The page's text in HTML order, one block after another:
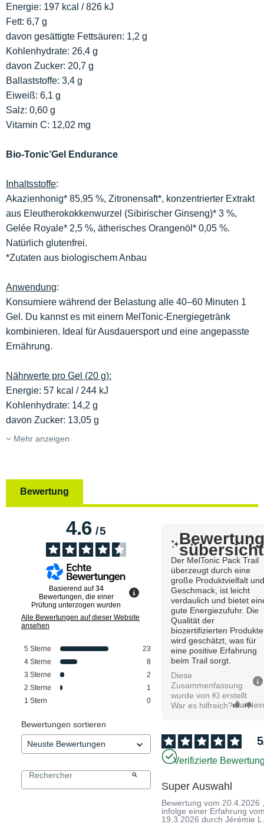
Energie: 197 kcal / 826 kJ
Fett: 6,7 g
davon gesättigte Fettsäuren: 1,2 g
Kohlenhydrate: 26,4 g
davon Zucker: 20,7 g
Ballaststoffe: 3,4 g
Eiweiß: 6,1 g
Salz: 0,60 g
Vitamin C: 12,02 mg
Bio-Tonic’Gel Endurance
Inhaltsstoffe:
Akazienhonig* 85,95 %, Zitronensaft*, konzentrierter Extrakt
aus Eleutherokokkenwurzel (Sibirischer Ginseng)* 3 %,
Gelée Royale* 2,5 %, ätherisches Orangenöl* 0,05 %.
Natürlich glutenfrei.
*Zutaten aus biologischem Anbau
Anwendung:
Konsumiere während der Belastung alle 40–60 Minuten 1
Gel. Du kannst es mit einem MelTonic-Energiegetränk
kombinieren. Ideal für Ausdauersport und eine angepasste
Ernährung.
Nährwerte pro Gel (20 g):
Energie: 57 kcal / 244 kJ
Kohlenhydrate: 14,2 g
davon Zucker: 13,05 g
Mehr anzeigen
Bewertung
4.6/5
Basierend auf34
Bewertungen, die einer
Prüfung unterzogen wurden
Alle Bewertungen auf dieser Website
ansehen
5 Sterne
23
4 Sterne
8
3 Sterne
2
2 Sterne
1
1 Stern 0
Bewertungen sortieren
sübersicht
Der MelTonic Pack Trail
überzeugt durch eine
große Produktvielfalt
Geschmack, ist leicht
verdaulich und bietet
gute Energiezufuhr. Die
Qualität der
biozertifizierten Produkte
wird geschätzt, was für
eine positive Erfahrung
beim Trail sorgt.
Diese
Zusammenfassung
wurde von KI erstellt
War es hilfreich? Ja
5
Verifizierte
Super Auswahl
Bewertung vom 20.4.2026
infolge einer Erfahrung
19.3.2026 durchJérémie